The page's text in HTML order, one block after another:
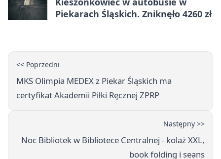
Piekarach Śląskich. Zniknęło 4260 zł
<< Poprzedni
MKS Olimpia MEDEX z Piekar Śląskich ma
certyfikat Akademii Piłki Ręcznej ZPRP
Następny >>
Noc Bibliotek w Bibliotece Centralnej - kolaż XXL,
book folding i seans